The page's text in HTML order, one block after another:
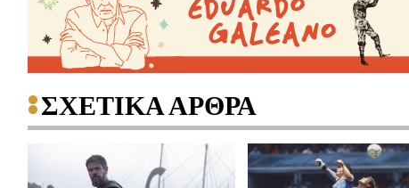
ΣΧΕΤΙΚΑ ΑΡΘΡΑ